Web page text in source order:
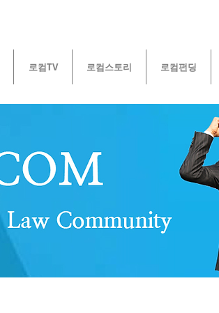
로컴TV 로컴스토리 로컴펀딩